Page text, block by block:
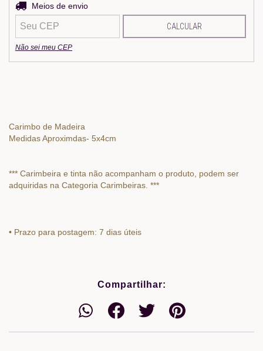
Entregas para o CEP:
Meios de envio
CALCULAR
Não sei meu CEP
Carimbo de Madeira
Medidas Aproximdas- 5x4cm
*** Carimbeira e tinta não acompanham o produto, podem ser
adquiridas na Categoria Carimbeiras. ***
• Prazo para postagem: 7 dias úteis
Compartilhar: